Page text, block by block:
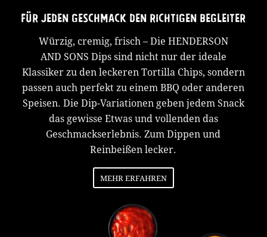
FÜR JEDEN GESCHMACK DEN RICHTIGEN BEGLEITER
Würzig, cremig, frisch – Die HENDERSON
AND SONS Dips sind nicht nur der ideale
Klassiker zu den leckeren Tortilla Chips, sondern
passen auch perfekt zu einem BBQ oder anderen
Speisen. Die Dip-Variationen geben jedem Snack
das gewisse Etwas und vollenden das
Geschmackserlebnis. Zum Dippen und
Reinbeißen lecker.
MEHR ERFAHREN